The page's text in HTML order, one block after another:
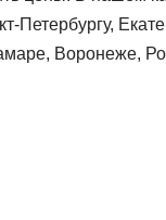
Петербургу,
Воронеже,